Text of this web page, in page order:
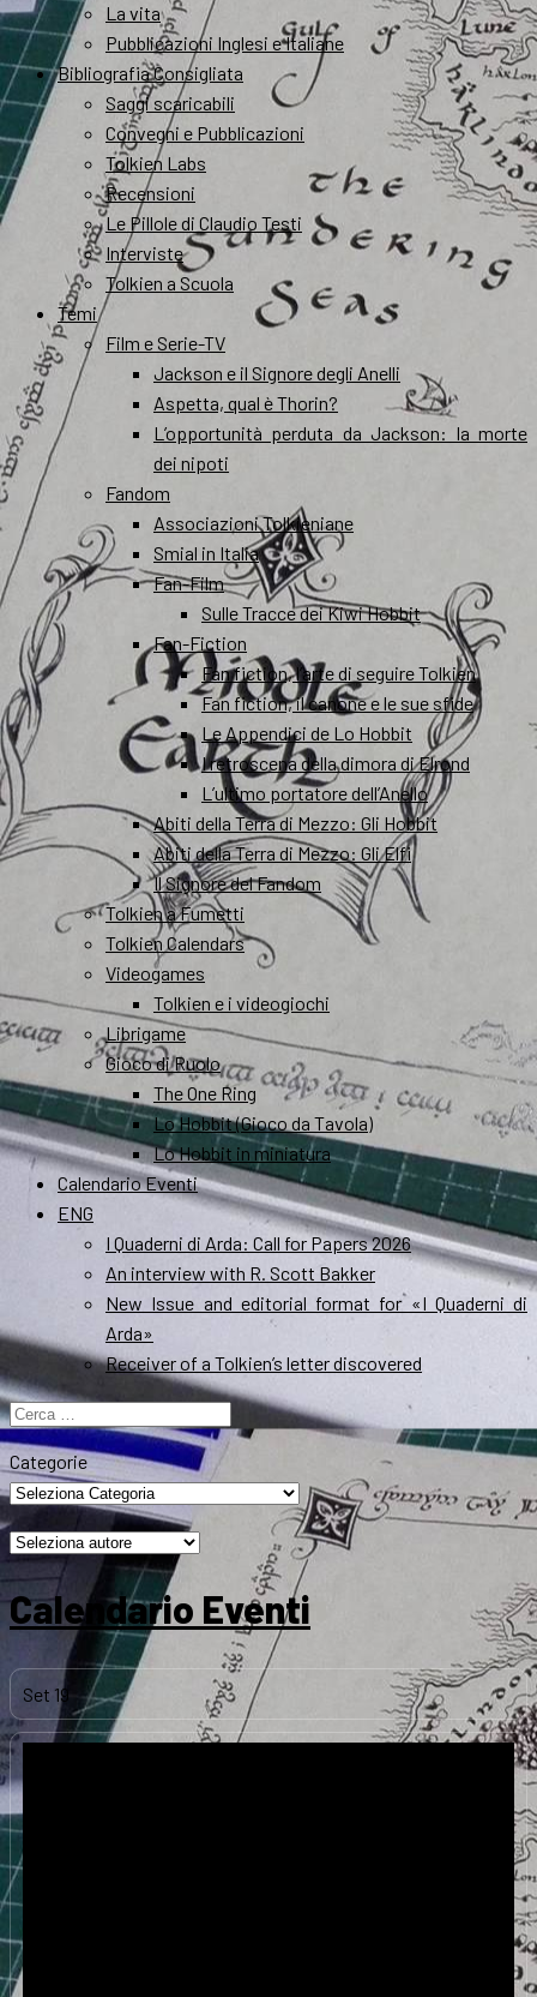
La vita
Pubblicazioni Inglesi e Italiane
Bibliografia Consigliata
Saggi scaricabili
Convegni e Pubblicazioni
Tolkien Labs
Recensioni
Le Pillole di Claudio Testi
Interviste
Tolkien a Scuola
Temi
Film e Serie-TV
Jackson e il Signore degli Anelli
Aspetta, qual è Thorin?
L’opportunità perduta da Jackson: la morte
dei nipoti
Fandom
Associazioni Tolkieniane
Smial in Italia
Fan-Film
Sulle Tracce dei Kiwi Hobbit
Fan-Fiction
Fan fiction, l’arte di seguire Tolkien
Fan fiction, il canone e le sue sfide
Le Appendici de Lo Hobbit
I retroscena della dimora di Elrond
L’ultimo portatore dell’Anello
Abiti della Terra di Mezzo: Gli Hobbit
Abiti della Terra di Mezzo: Gli Elfi
Il Signore del Fandom
Tolkien a Fumetti
Tolkien Calendars
Videogames
Tolkien e i videogiochi
Librigame
Gioco di Ruolo
The One Ring
Lo Hobbit (Gioco da Tavola)
Lo Hobbit in miniatura
Calendario Eventi
ENG
I Quaderni di Arda: Call for Papers 2026
An interview with R. Scott Bakker
New Issue and editorial format for «I Quaderni di
Arda»
Receiver of a Tolkien’s letter discovered
Ricerca
per:
Categorie
Calendario Eventi
Set 19